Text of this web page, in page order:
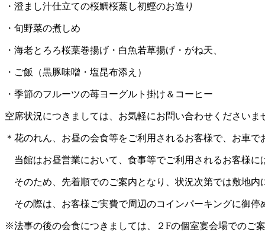
・澄まし汁仕立ての桜鯛桜蒸し初鰹のお造り
・旬野菜の煮しめ
・海老とろろ桜葉巻揚げ・白魚若草揚げ・がね天、
・ご飯（黒豚味噌・塩昆布添え）
・季節のフルーツの苺ヨーグルト掛け＆コーヒー
空席状況につきましては、お気軽にお問い合わせくださいま
＊花のれん、お昼の会食等をご利用されるお客様で、お車で
当館はお昼営業において、食事等でご利用されるお客様に
そのため、先着順でのご案内となり、状況次第では敷地内
その際は、お客様ご実費で周辺のコインパーキングに御停
※法事の後の会食につきましては、２Fの個室宴会場でのご